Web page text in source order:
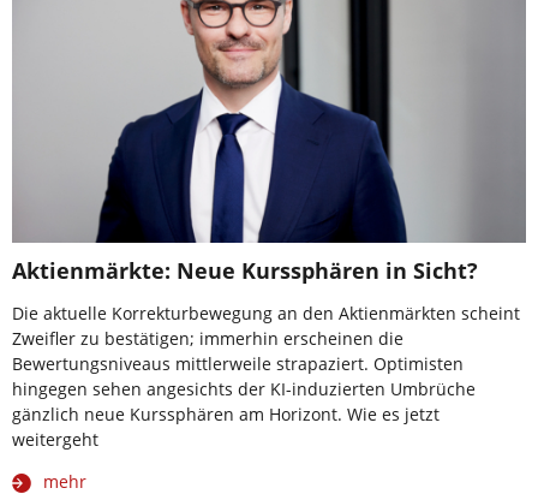
Aktienmärkte: Neue Kurssphären in Sicht?
Die aktuelle Korrekturbewegung an den Aktienmärkten scheint
Zweifler zu bestätigen; immerhin erscheinen die
Bewertungsniveaus mittlerweile strapaziert. Optimisten
hingegen sehen angesichts der KI-induzierten Umbrüche
gänzlich neue Kurssphären am Horizont. Wie es jetzt
weitergeht
mehr